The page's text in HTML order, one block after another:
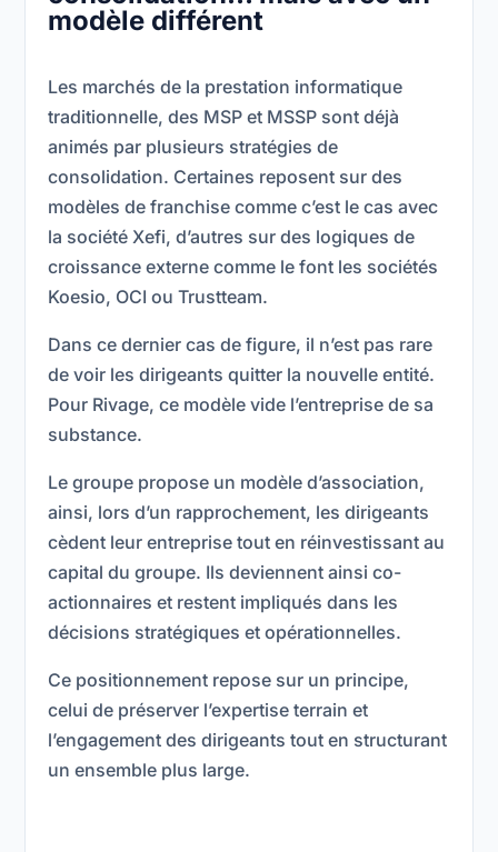
modèle différent
Les marchés de la prestation informatique
traditionnelle, des MSP et MSSP sont déjà
animés par plusieurs stratégies de
consolidation. Certaines reposent sur des
modèles de franchise comme c’est le cas avec
la société Xefi, d’autres sur des logiques de
croissance externe comme le font les sociétés
Koesio, OCI ou Trustteam.
Dans ce dernier cas de figure, il n’est pas rare
de voir les dirigeants quitter la nouvelle entité.
Pour Rivage, ce modèle vide l’entreprise de sa
substance.
Le groupe propose un modèle d’association,
ainsi, lors d’un rapprochement, les dirigeants
cèdent leur entreprise tout en réinvestissant au
capital du groupe. Ils deviennent ainsi co-
actionnaires et restent impliqués dans les
décisions stratégiques et opérationnelles.
Ce positionnement repose sur un principe,
celui de préserver l’expertise terrain et
l’engagement des dirigeants tout en structurant
un ensemble plus large.